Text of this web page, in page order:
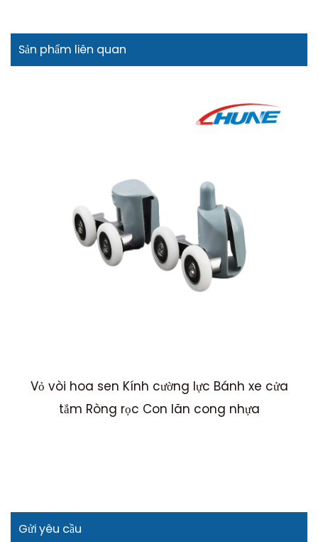
Sản phẩm liên quan
Vỏ vòi hoa sen Kính cường lực Bánh xe cửa
tắm Ròng rọc Con lăn cong nhựa
Gửi yêu cầu